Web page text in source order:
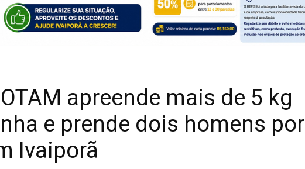
apreende mais de 5 kg
e prende dois homens por
Ivaiporã